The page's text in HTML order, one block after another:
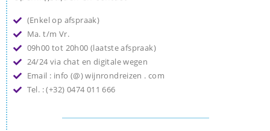
(Enkel op afspraak)
Ma. t/m Vr.
09h00 tot 20h00 (laatste afspraak)
24/24 via chat en digitale wegen
Email : info (@) wijnrondreizen . com
Tel. : (+32) 0474 011 666